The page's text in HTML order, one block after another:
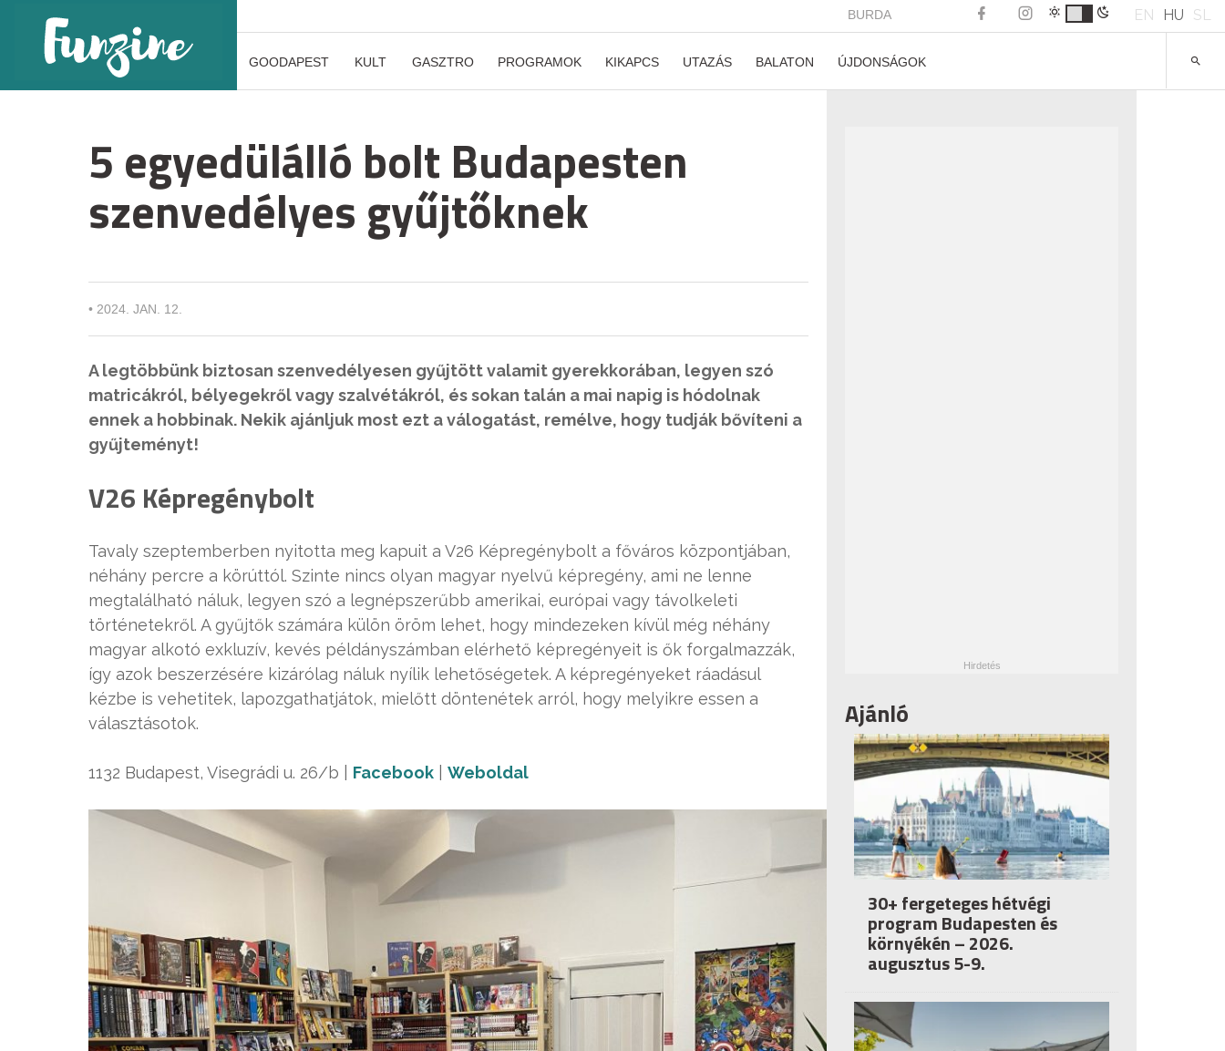
BURDA EN HU SL
GOODAPEST KULT GASZTRO PROGRAMOK KIKAPCS UTAZÁS BALATON ÚJDONSÁGOK
5 egyedülálló bolt Budapesten
szenvedélyes gyűjtőknek
• 2024. JAN. 12.
A legtöbbünk biztosan szenvedélyesen gyűjtött valamit gyerekkorában, legyen szó
matricákról, bélyegekről vagy szalvétákról, és sokan talán a mai napig is hódolnak
ennek a hobbinak. Nekik ajánljuk most ezt a válogatást, remélve, hogy tudják bővíteni a
gyűjteményt!
V26 Képregénybolt
Tavaly szeptemberben nyitotta meg kapuit a V26 Képregénybolt a főváros központjában,
néhány percre a körúttól. Szinte nincs olyan magyar nyelvű képregény, ami ne lenne
megtalálható náluk, legyen szó a legnépszerűbb amerikai, európai vagy távolkeleti
történetekről. A gyűjtők számára külön öröm lehet, hogy mindezeken kívül még néhány
magyar alkotó exkluzív, kevés példányszámban elérhető képregényeit is ők forgalmazzák,
így azok beszerzésére kizárólag náluk nyílik lehetőségetek. A képregényeket ráadásul
kézbe is vehetitek, lapozgathatjátok, mielőtt döntenétek arról, hogy melyikre essen a
választásotok.
1132 Budapest, Visegrádi u. 26/b | Facebook Weboldal
Ajánló
30+ fergeteges hétvégi
program Budapesten és
környékén – 2026.
augusztus 5-9.